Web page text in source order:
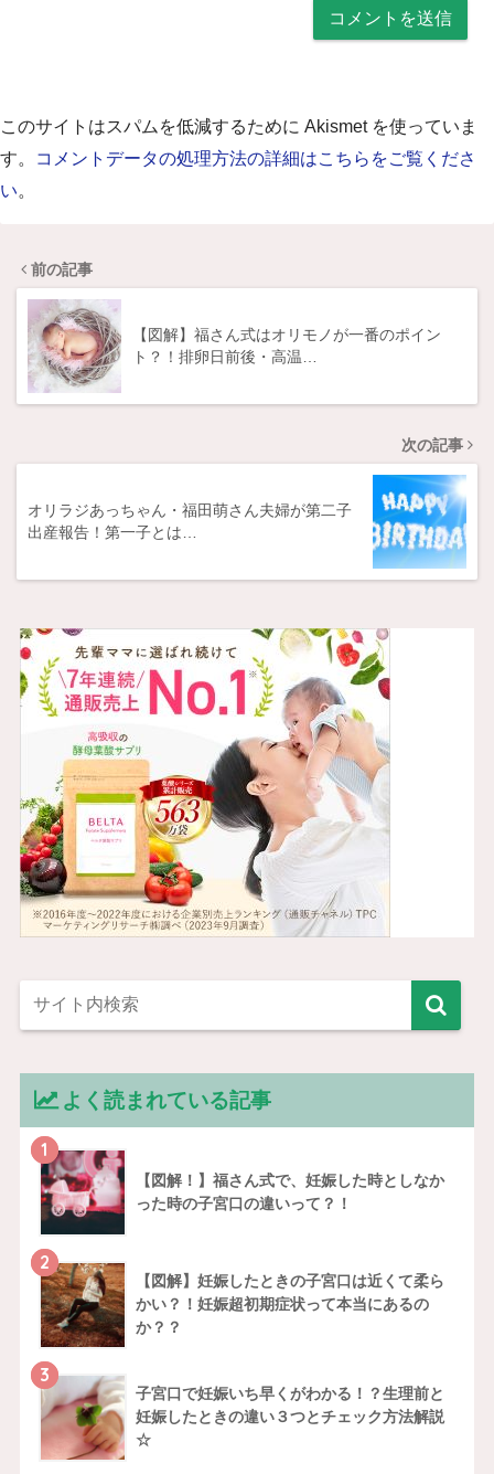
このサイトはスパムを低減するために Akismet を使っていま
す。
コメントデータの処理方法の詳細はこちらをご覧くださ
い。
前の記事
【図解】福さん式はオリモノが一番のポイン
ト？！排卵日前後・高温…
次の記事
オリラジあっちゃん・福田萌さん夫婦が第二子
出産報告！第一子とは…
よく読まれている記事
1
【図解！】福さん式で、妊娠した時としなか
った時の子宮口の違いって？！
2
【図解】妊娠したときの子宮口は近くて柔ら
かい？！妊娠超初期症状って本当にあるの
か？？
3
子宮口で妊娠いち早くがわかる！？生理前と
妊娠したときの違い３つとチェック方法解説
☆